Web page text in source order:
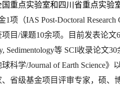
重点实验室和四川省重点实验
项（IAS Post-Doctoral
目/课题10余项。目前发表论文
Sedimentology等 SCI收录论
科学/Journal of Earth Science
省级基金项目评审专家，硕